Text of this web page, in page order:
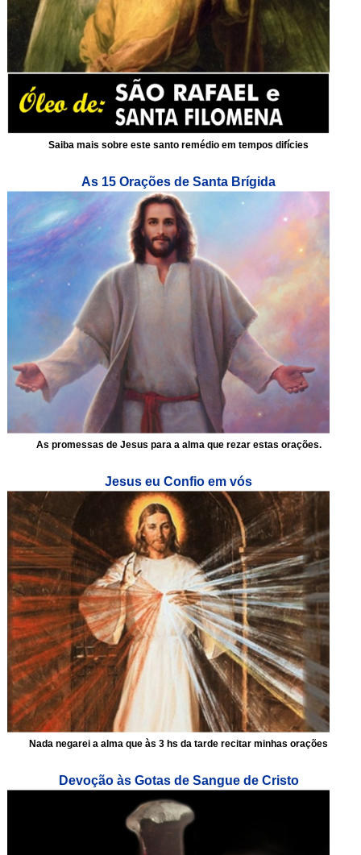
Saiba mais sobre este santo remédio em tempos difícies
As 15 Orações de Santa Brígida
As promessas de Jesus para a alma que rezar estas orações.
Jesus eu Confio em vós
Nada negarei a alma que às 3 hs da tarde recitar minhas orações
Devoção às Gotas de Sangue de Cristo